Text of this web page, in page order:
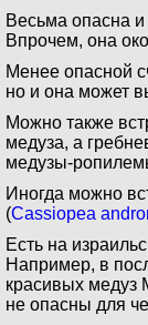
Весьма опасна
Впрочем, она
Менее опасной
но и она может
Можно также
медуза, а
медузы-
Иногда можно
(Cassiopea
Есть на
Например, в
красивых медуз
не опасны для